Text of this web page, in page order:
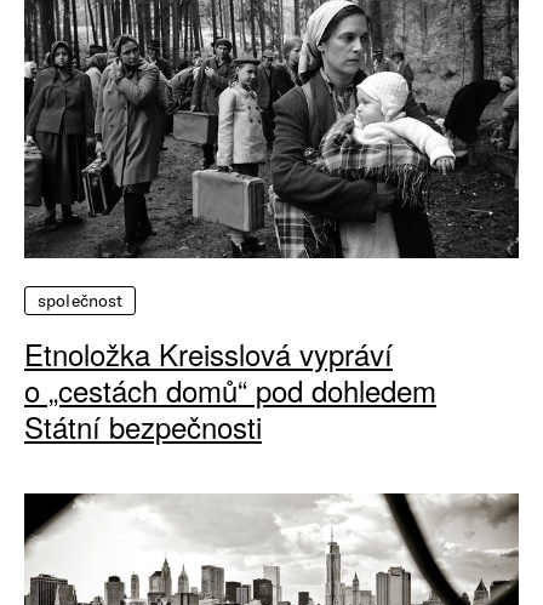
společnost
Etnoložka Kreisslová vypráví
o „cestách domů“ pod dohledem
Státní bezpečnosti